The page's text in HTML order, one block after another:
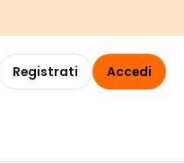
Registrati Accedi